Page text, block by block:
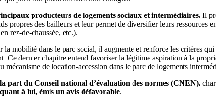
producteurs de logements sociaux et intermédiaires. Il
des bailleurs et leur permet de diversifier leurs ressources
rez-de-chaussée, etc.).
la mobilité dans le parc social, il augmente et renforce les critères
dernier chapitre entend favoriser la légitime aspiration à la
de location-accession dans le parc de logements
part du Conseil national d’évaluation des normes (CNEN),
à lui, émis un avis défavorable.